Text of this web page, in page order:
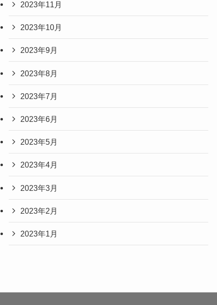
2023年11月
2023年10月
2023年9月
2023年8月
2023年7月
2023年6月
2023年5月
2023年4月
2023年3月
2023年2月
2023年1月